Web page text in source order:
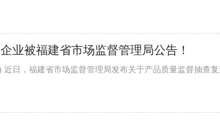
业被福建省市场监督管理局公告！